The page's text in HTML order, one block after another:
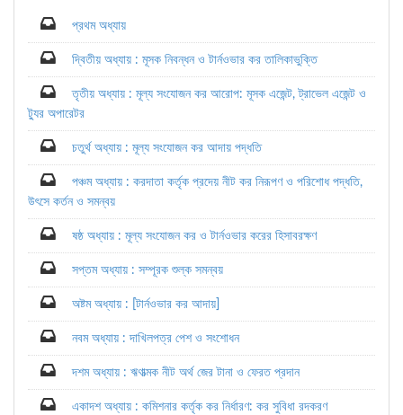
প্রথম অধ্যায়
দ্বিতীয় অধ্যায় : মূসক নিবন্ধন ও টার্নওভার কর তালিকাভুক্তি
তৃতীয় অধ্যায় : মূল্য সংযোজন কর আরোপ: মূসক এজেন্ট, ট্রাভেল এজেন্ট ও
ট্যুর অপারেটর
চতুর্থ অধ্যায় : মূল্য সংযোজন কর আদায় পদ্ধতি
পঞ্চম অধ্যায় : করদাতা কর্তৃক প্রদেয় নীট কর নিরূপণ ও পরিশোধ পদ্ধতি,
উৎসে কর্তন ও সমন্বয়
ষষ্ঠ অধ্যায় : মূল্য সংযোজন কর ও টার্নওভার করের হিসাবরক্ষণ
সপ্তম অধ্যায় : সম্পূরক শুল্ক সমন্বয়
অষ্টম অধ্যায় : [টার্নওভার কর আদায়]
নবম অধ্যায় : দাখিলপত্র পেশ ও সংশোধন
দশম অধ্যায় : ঋণাত্মক নীট অর্থ জের টানা ও ফেরত প্রদান
একাদশ অধ্যায় : কমিশনার কর্তৃক কর নির্ধারণ: কর সুবিধা রদকরণ